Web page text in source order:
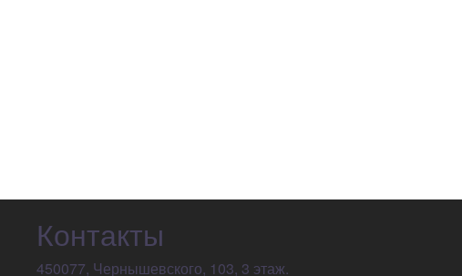
Контакты
450077, Чернышевского, 103, 3 этаж.